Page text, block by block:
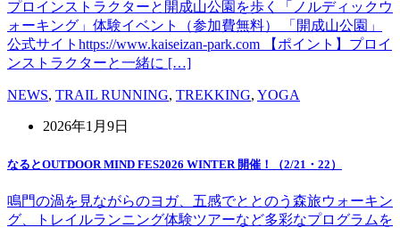
プロインストラクターと開成山公園を歩く「ノルディックウ
ォーキング」体験イベント（参加費無料） 「開成山公園」
公式サイトhttps://www.kaiseizan-park.com 【ポイント】プロイ
ンストラクターと一緒に […]
NEWS, TRAIL RUNNING, TREKKING, YOGA
2026年1月9日
なるとOUTDOOR MIND FES2026 WINTER 開催！（2/21・22）
鳴門の渦を見ながらのヨガ、五感でととのう森旅ウォーキン
グ、トレイルランニング体験ツアーなど多彩なプログラムを